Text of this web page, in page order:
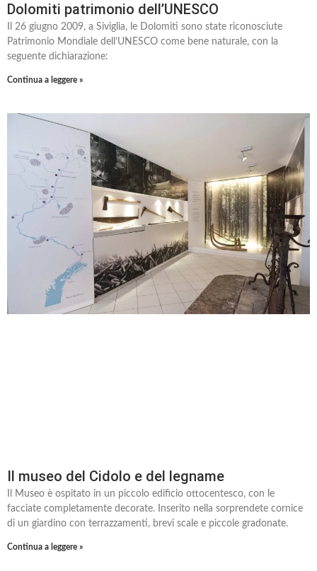
Dolomiti patrimonio dell’UNESCO
Il 26 giugno 2009, a Siviglia, le Dolomiti sono state riconosciute
Patrimonio Mondiale dell’UNESCO come bene naturale, con la
seguente dichiarazione:
Continua a leggere »
Il museo del Cidolo e del legname
Il Museo è ospitato in un piccolo edificio ottocentesco, con le
facciate completamente decorate. Inserito nella sorprendete cornice
di un giardino con terrazzamenti, brevi scale e piccole gradonate.
Continua a leggere »